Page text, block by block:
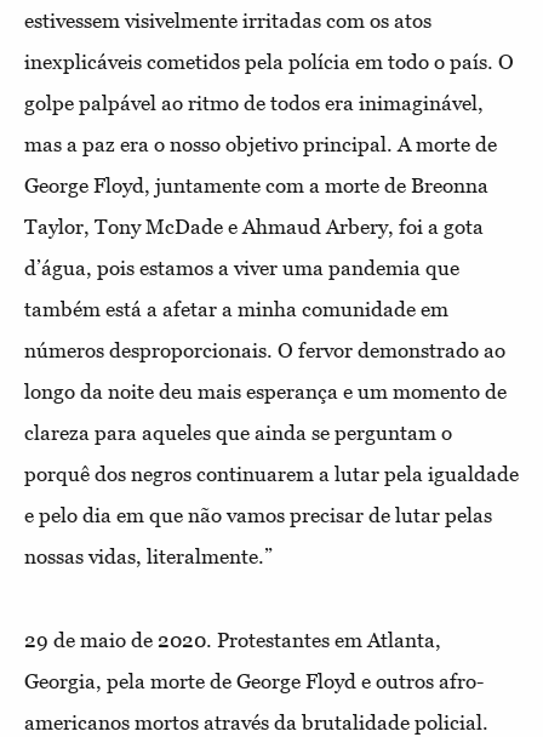
estivessem visivelmente irritadas com os atos
inexplicáveis cometidos pela polícia em todo o país. O
golpe palpável ao ritmo de todos era inimaginável,
mas a paz era o nosso objetivo principal. A morte de
George Floyd, juntamente com a morte de Breonna
Taylor, Tony McDade e Ahmaud Arbery, foi a gota
d’água, pois estamos a viver uma pandemia que
também está a afetar a minha comunidade em
números desproporcionais. O fervor demonstrado ao
longo da noite deu mais esperança e um momento de
clareza para aqueles que ainda se perguntam o
porquê dos negros continuarem a lutar pela igualdade
e pelo dia em que não vamos precisar de lutar pelas
nossas vidas, literalmente.”
29 de maio de 2020. Protestantes em Atlanta,
Georgia, pela morte de George Floyd e outros afro-
americanos mortos através da brutalidade policial.